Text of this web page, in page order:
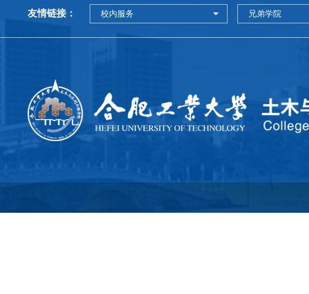
友情链接： 校内服务 兄弟学院